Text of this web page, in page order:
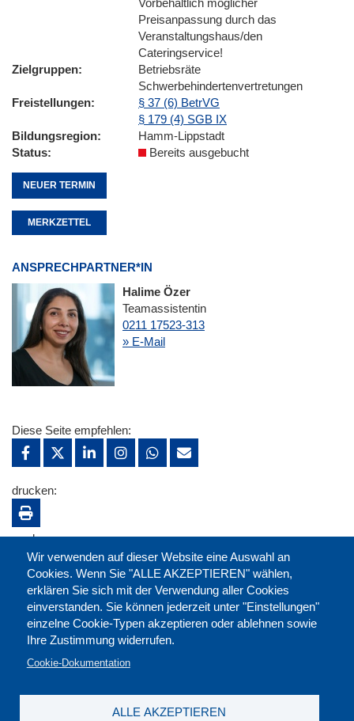
Preisanpassung durch das
Veranstaltungshaus/den
Cateringservice!
Zielgruppen
Betriebsräte
Schwerbehindertenvertretungen
Freistellungen
§ 37 (6) BetrVG
§ 179 (4) SGB IX
Bildungsregion
Hamm-Lippstadt
Status
Bereits ausgebucht
NEUER TERMIN
MERKZETTEL
ANSPRECHPARTNER*IN
Halime Özer
Teamassistentin
0211 17523-313
» E-Mail
Wir verwenden auf dieser Website eine Auswahl an
Cookies. Wenn Sie "ALLE AKZEPTIEREN" wählen,
erklären Sie sich mit der Verwendung aller Cookies
einverstanden. Sie können jederzeit unter "Einstellungen"
einzelne Cookie-Typen akzeptieren oder ablehnen sowie
Ihre Zustimmung widerrufen.
Cookie-Dokumentation
ALLE AKZEPTIEREN
Diese Seite empfehlen:
drucken:
merken: